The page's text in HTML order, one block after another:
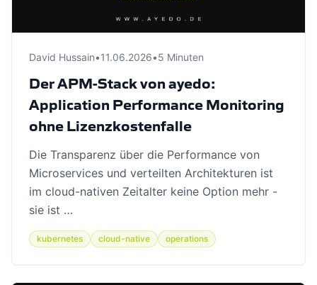
David Hussain•11.06.2026•5 Minuten
Der APM-Stack von ayedo:
Application Performance Monitoring
ohne Lizenzkostenfalle
Die Transparenz über die Performance von
Microservices und verteilten Architekturen ist
im cloud-nativen Zeitalter keine Option mehr -
sie ist …
kubernetes cloud-native operations